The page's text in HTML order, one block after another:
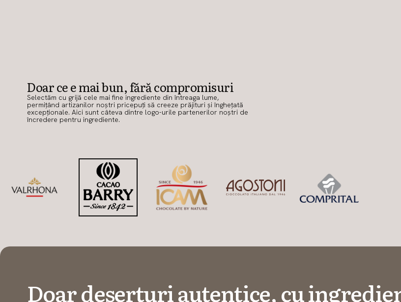
Doar ce e mai bun, fără compromisuri
Selectăm cu grijă cele mai fine ingrediente din întreaga lume,
permițând artizanilor noștri pricepuți să creeze prăjituri și înghețată
excepționale. Aici sunt câteva dintre logo-urile partenerilor noștri de
încredere pentru ingrediente.
Doar deserturi autentice, cu